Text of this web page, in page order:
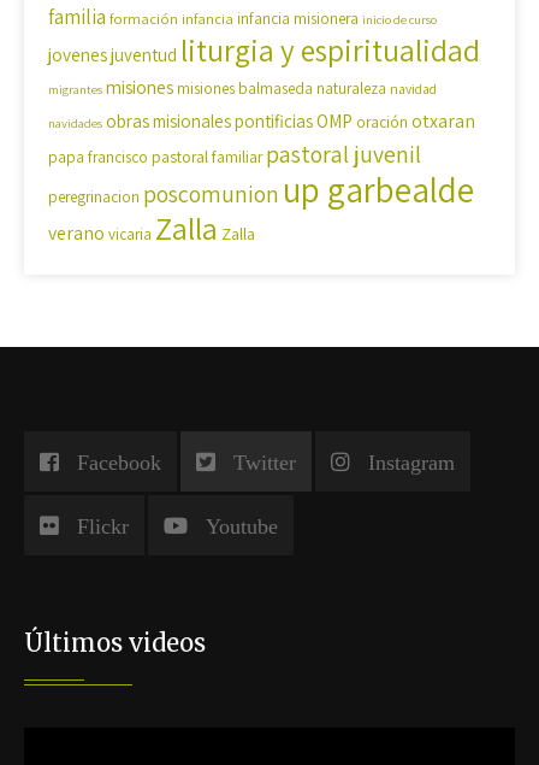
familia formación infancia infancia misionera inicio de curso
jovenesjuventud liturgia y espiritualidad
migrantes misiones misiones balmaseda naturaleza navidad
navidades obras misionales pontificiasOMP oración otxaran
papa francisco pastoral familiar pastoral juvenil
peregrinacion poscomunion up garbealde
verano vicaria Zalla Zalla
Facebook Twitter Instagram
Flickr Youtube
Últimos videos